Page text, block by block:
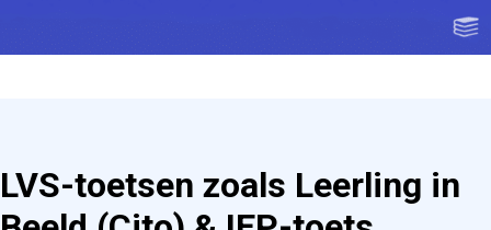
LVS-toetsen zoals Leerling in